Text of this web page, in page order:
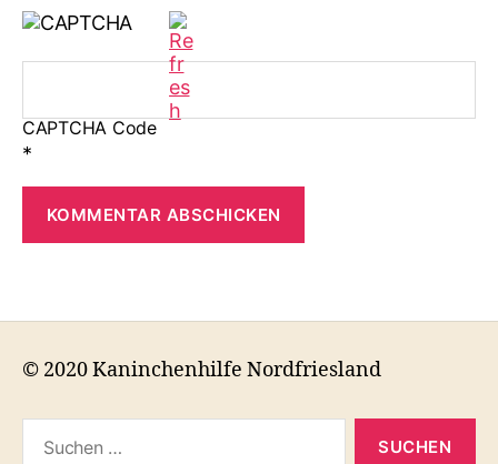
CAPTCHA Code
*
© 2020 Kaninchenhilfe Nordfriesland
nach: